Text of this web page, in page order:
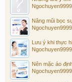
Ngochuyen9999
Nâng mũi bọc
Ngochuyen9999
Lưu ý khi thực
Ngochuyen9999
Nên mặc áo
Ngochuyen9999